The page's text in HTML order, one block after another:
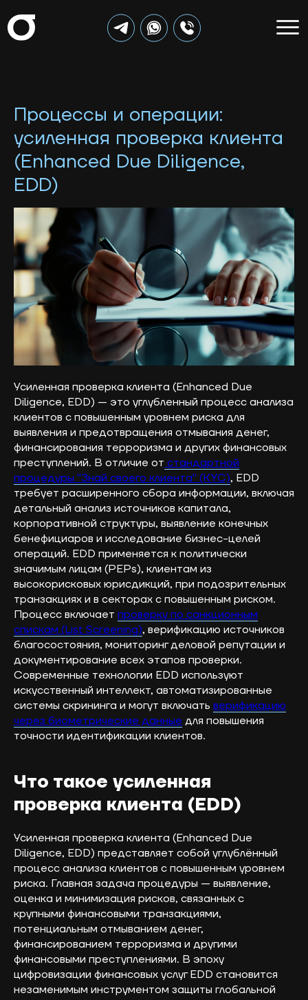
Процессы и операции:
усиленная проверка клиента
(Enhanced Due Diligence,
EDD)
Усиленная проверка клиента (Enhanced Due
Diligence, EDD) — это углубленный процесс анализа
клиентов с повышенным уровнем риска для
выявления и предотвращения отмывания денег,
финансирования терроризма и других финансовых
преступлений. В отличие от стандартной
процедуры "Знай своего клиента" (KYC), EDD
требует расширенного сбора информации, включая
детальный анализ источников капитала,
корпоративной структуры, выявление конечных
бенефициаров и исследование бизнес-целей
операций. EDD применяется к политически
значимым лицам (PEPs), клиентам из
высокорисковых юрисдикций, при подозрительных
транзакциях и в секторах с повышенным риском.
Процесс включает проверку по санкционным
спискам (List Screening), верификацию источников
благосостояния, мониторинг деловой репутации и
документирование всех этапов проверки.
Современные технологии EDD используют
искусственный интеллект, автоматизированные
системы скрининга и могут включать верификацию
через биометрические данные для повышения
точности идентификации клиентов.
Что такое усиленная
проверка клиента (EDD)
Усиленная проверка клиента (Enhanced Due
Diligence, EDD) представляет собой углублённый
процесс анализа клиентов с повышенным уровнем
риска. Главная задача процедуры — выявление,
оценка и минимизация рисков, связанных с
крупными финансовыми транзакциями,
потенциальным отмыванием денег,
финансированием терроризма и другими
финансовыми преступлениями. В эпоху
цифровизации финансовых услуг EDD становится
незаменимым инструментом защиты глобальной